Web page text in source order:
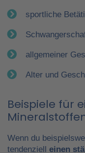
sportliche
allgemeiner
Alter und
Beispiele für
Wenn du
tendenziell einen